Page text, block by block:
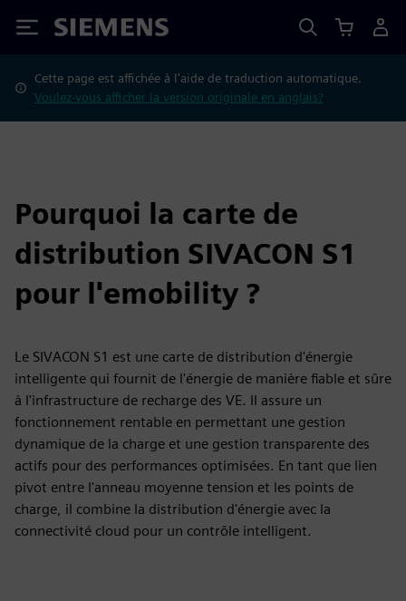
Siemens
Cette page est affichée à l'aide de traduction automatique.
Voulez-vous afficher la version originale en anglais?
Pourquoi la carte de
distribution SIVACON S1
pour l'emobility ?
Le SIVACON S1 est une carte de distribution d'énergie
intelligente qui fournit de l'énergie de manière fiable et sûre
à l'infrastructure de recharge des VE. Il assure un
fonctionnement rentable en permettant une gestion
dynamique de la charge et une gestion transparente des
actifs pour des performances optimisées. En tant que lien
pivot entre l'anneau moyenne tension et les points de
charge, il combine la distribution d'énergie avec la
connectivité cloud pour un contrôle intelligent.